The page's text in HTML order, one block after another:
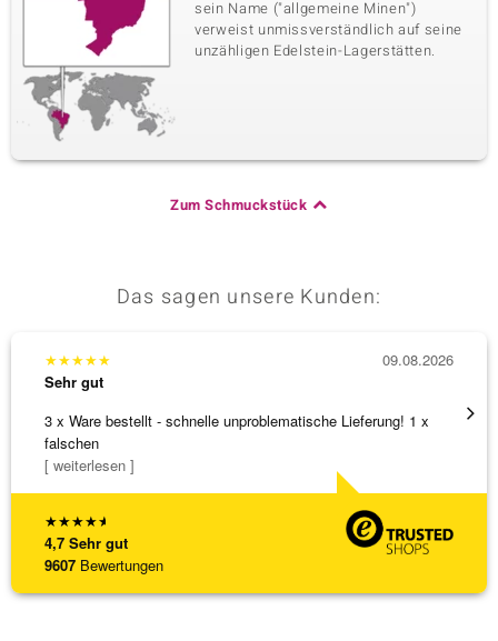
sein Name ("allgemeine Minen")
verweist unmissverständlich auf seine
unzähligen Edelstein-Lagerstätten.
Zum Schmuckstück
Das sagen unsere Kunden:
★★★★★
4,7 Sehr gut
9607 Bewertungen
★★★★★
Sehr gut
3 x Ware bestellt - schnelle unproblematische Lieferung! 1 x
falschen
[ weiterlesen ]
09.08.2026